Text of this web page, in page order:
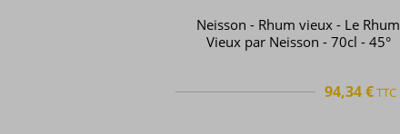
Neisson - Rhum vieux - Le Rhum
Vieux par Neisson - 70cl - 45°
94,34 €TTC